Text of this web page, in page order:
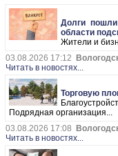
Долги пошли
области
Жители и
03.08.2026 17:12
Читать в новостях...
Торговую
Подрядная организация...
03.08.2026 17:08
Читать в новостях...